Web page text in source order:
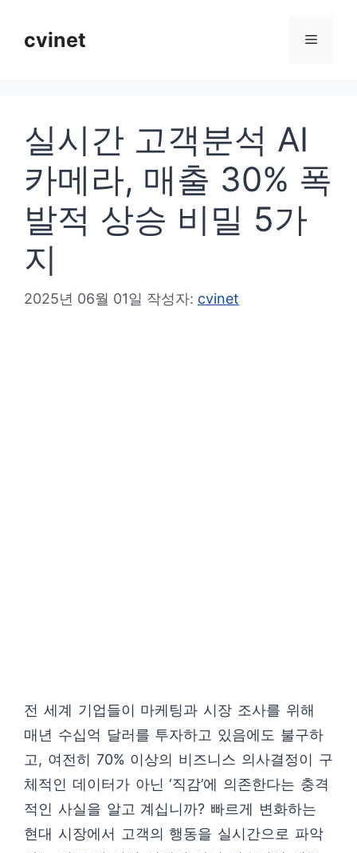
cvinet 메
실시간 고객분석 AI
카메라, 매출 30% 폭
발적 상승 비밀 5가
지
2025년 06월 01일 작성자: cvinet
전 세계 기업들이 마케팅과 시장 조사를 위해
매년 수십억 달러를 투자하고 있음에도 불구하
고, 여전히 70% 이상의 비즈니스 의사결정이 구
체적인 데이터가 아닌 ‘직감’에 의존한다는 충격
적인 사실을 알고 계십니까? 빠르게 변화하는
현대 시장에서 고객의 행동을 실시간으로 파악